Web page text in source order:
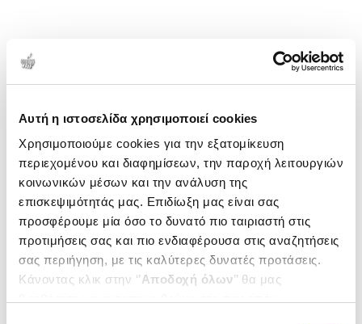
Αυτή η ιστοσελίδα χρησιμοποιεί cookies
Χρησιμοποιούμε cookies για την εξατομίκευση
περιεχομένου και διαφημίσεων, την παροχή λειτουργιών
κοινωνικών μέσων και την ανάλυση της
επισκεψιμότητάς μας. Επιδίωξη μας είναι σας
προσφέρουμε μία όσο το δυνατό πιο ταιριαστή στις
προτιμήσεις σας και πιο ενδιαφέρουσα στις αναζητήσεις
σας περιήγηση, με τις καλύτερες δυνατές προτάσεις.
Κάνοντας κλικ στην ‘’Αποδοχή όλων’’ θα μας